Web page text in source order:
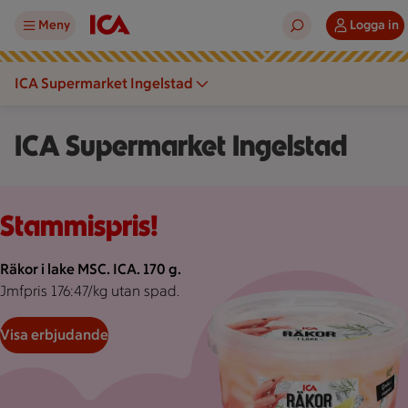
Meny Logga in
ICA Supermarket Ingelstad
ICA Supermarket Ingelstad
Stammispris!
Räkor i lake MSC. ICA. 170 g.
Jmfpris 176:47/kg utan spad.
Visa erbjudande